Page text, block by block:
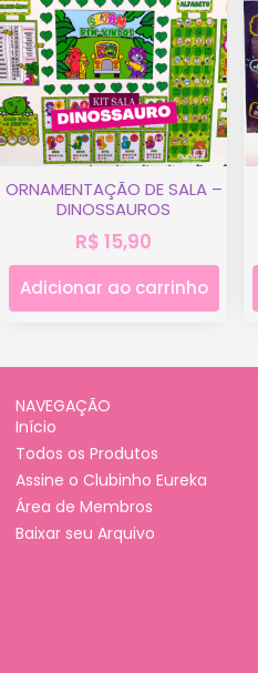
ORNAMENTAÇÃO DE SALA –
DINOSSAUROS
R$ 15,90
Adicionar ao carrinho
NAVEGAÇÃO
Início
Todos os Produtos
Assine o Clubinho Eureka
Área de Membros
Baixar seu Arquivo